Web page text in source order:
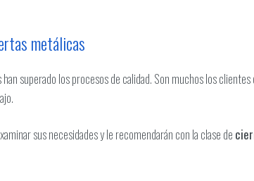
metálicas
han superado los procesos de calidad. Son muchos los
sus necesidades y le recomendarán con la clase de